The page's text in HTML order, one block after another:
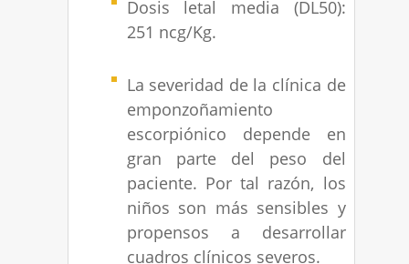
Dosis letal media (DL50):
251 ncg/Kg.
La severidad de la clínica de
emponzoñamiento
escorpiónico depende en
gran parte del peso del
paciente. Por tal razón, los
niños son más sensibles y
propensos a desarrollar
cuadros clínicos severos.